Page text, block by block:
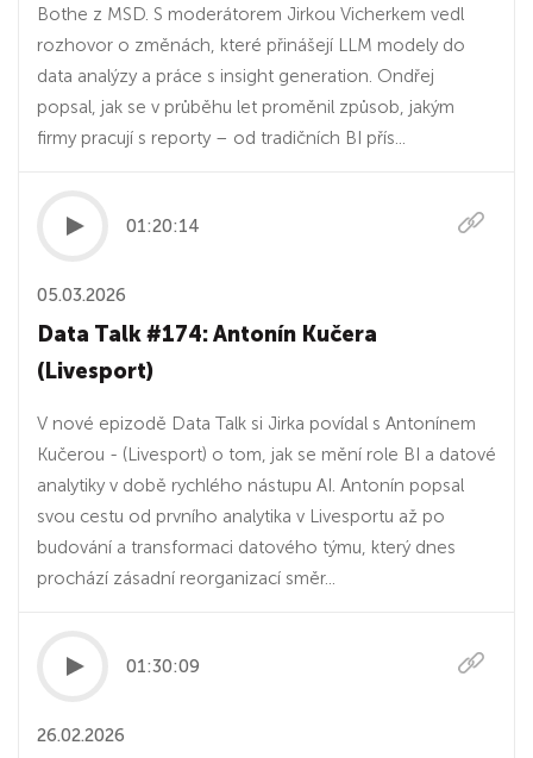
Bothe z MSD. S moderátorem Jirkou Vicherkem vedl
rozhovor o změnách, které přinášejí LLM modely do
data analýzy a práce s insight generation. Ondřej
popsal, jak se v průběhu let proměnil způsob, jakým
firmy pracují s reporty – od tradičních BI přís...
01:20:14
05.03.2026
Data Talk #174: Antonín Kučera
(Livesport)
V nové epizodě Data Talk si Jirka povídal s Antonínem
Kučerou - (Livesport) o tom, jak se mění role BI a datové
analytiky v době rychlého nástupu AI. Antonín popsal
svou cestu od prvního analytika v Livesportu až po
budování a transformaci datového týmu, který dnes
prochází zásadní reorganizací směr...
01:30:09
26.02.2026